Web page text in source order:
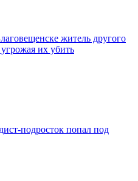
житель другого
их убить
подросток попал под